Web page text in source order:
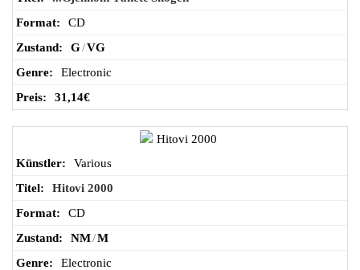
CD
G/VG
Electronic
31,14€
Various
Hitovi 2000
CD
NM/M
Electronic